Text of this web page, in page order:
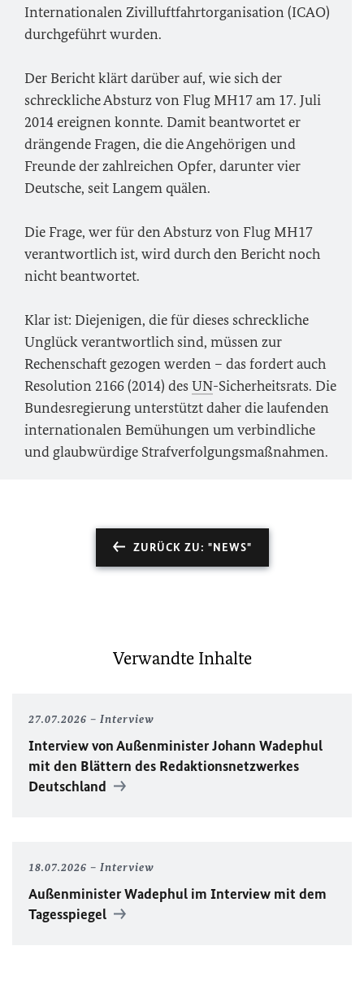
Internationalen Zivilluftfahrtorganisation (ICAO)
durchgeführt wurden.
Der Bericht klärt darüber auf, wie sich der
schreckliche Absturz von Flug MH17 am 17. Juli
2014 ereignen konnte. Damit beantwortet er
drängende Fragen, die die Angehörigen und
Freunde der zahlreichen Opfer, darunter vier
Deutsche, seit Langem quälen.
Die Frage, wer für den Absturz von Flug MH17
verantwortlich ist, wird durch den Bericht noch
nicht beantwortet.
Klar ist: Diejenigen, die für dieses schreckliche
Unglück verantwortlich sind, müssen zur
Rechenschaft gezogen werden – das fordert auch
Resolution 2166 (2014) desUN-Sicherheitsrats. Die
Bundesregierung unterstützt daher die laufenden
internationalen Bemühungen um verbindliche
und glaubwürdige Strafverfolgungsmaßnahmen.
ZURÜCK ZU: "NEWS"
Verwandte Inhalte
27.07.2026 Interview
Interview von Außenminister Johann Wadephul
mit den Blättern des Redaktionsnetzwerkes
Deutschland
18.07.2026 Interview
Außenminister Wadephul im Interview mit dem
Tagesspiegel